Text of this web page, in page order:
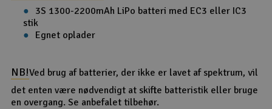
3S 1300-2200mAh LiPo batteri med EC3 eller IC3
stik
Egnet oplader
NB!Ved brug af batterier, der ikke er lavet af spektrum, vil
det enten være nødvendigt at skifte batteristik eller bruge
en overgang. Se anbefalet tilbehør.